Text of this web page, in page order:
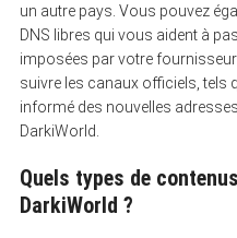
un autre pays. Vous pouvez
DNS libres qui vous aident à
imposées par votre fournisseur
suivre les canaux officiels, tels
informé des nouvelles
DarkiWorld.
Quels types de
DarkiWorld ?